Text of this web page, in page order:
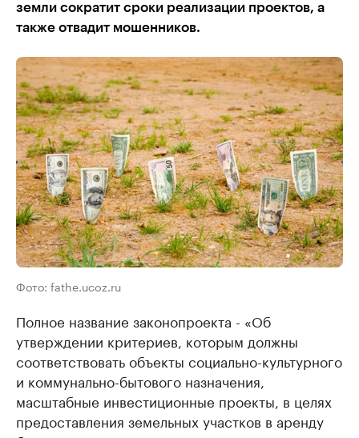
земли сократит сроки реализации проектов, а
также отвадит мошенников.
Фото: fathe.ucoz.ru
Полное название законопроекта - «Об
утверждении критериев, которым должны
соответствовать объекты социально-культурного
и коммунально-бытового назначения,
масштабные инвестиционные проекты, в целях
предоставления земельных участков в аренду